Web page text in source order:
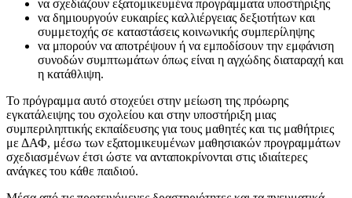
να σχεδιάζουν εξατομικευμένα προγράμματα υποστήριξης
να δημιουργούν ευκαιρίες καλλιέργειας δεξιοτήτων και
συμμετοχής σε καταστάσεις κοινωνικής συμπερίληψης
να μπορούν να αποτρέψουν ή να εμποδίσουν την εμφάνιση
συνοδών συμπτωμάτων όπως είναι η αγχώδης διαταραχή και
η κατάθλιψη.
Το πρόγραμμα αυτό στοχεύει στην μείωση της πρόωρης
εγκατάλειψης του σχολείου και στην υποστήριξη μιας
συμπεριληπτικής εκπαίδευσης για τους μαθητές και τις μαθήτριες
με ΔΑΦ, μέσω των εξατομικευμένων μαθησιακών προγραμμάτων
σχεδιασμένων έτσι ώστε να ανταποκρίνονται στις ιδιαίτερες
ανάγκες του κάθε παιδιού.